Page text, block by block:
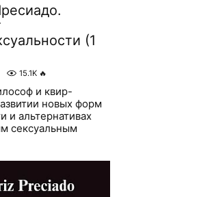
(1
15.1K 🔥
и квир-
новых форм
и альтернативах
сексуальным